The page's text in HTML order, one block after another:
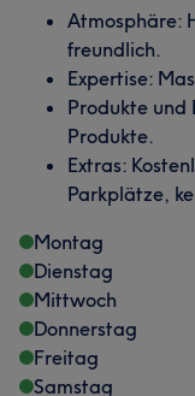
Atmosphäre:
freundlich.
Expertise:
Produkte und
Produkte.
Extras:
Parkplätze,
Montag
Dienstag
Mittwoch
Donnerstag
Freitag
Samstag